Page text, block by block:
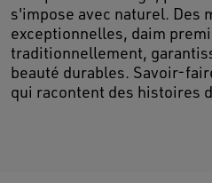
s'impose avec naturel. Des
exceptionnelles, daim
traditionnellement,
beauté durables. Savoir-
qui racontent des histoires